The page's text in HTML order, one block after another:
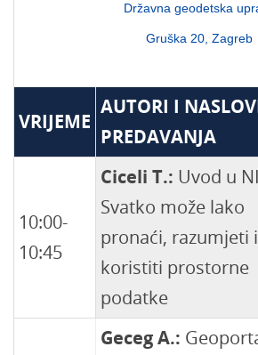
Državna geodetska
Gruška 20, Zagreb
VRIJEME
AUTORI I
PREDAVANJA
10:00-
10:45
Ciceli T.: Uvod u
Svatko može lako
pronaći, razumjeti i
koristiti prostorne
podatke
Geceg A.: